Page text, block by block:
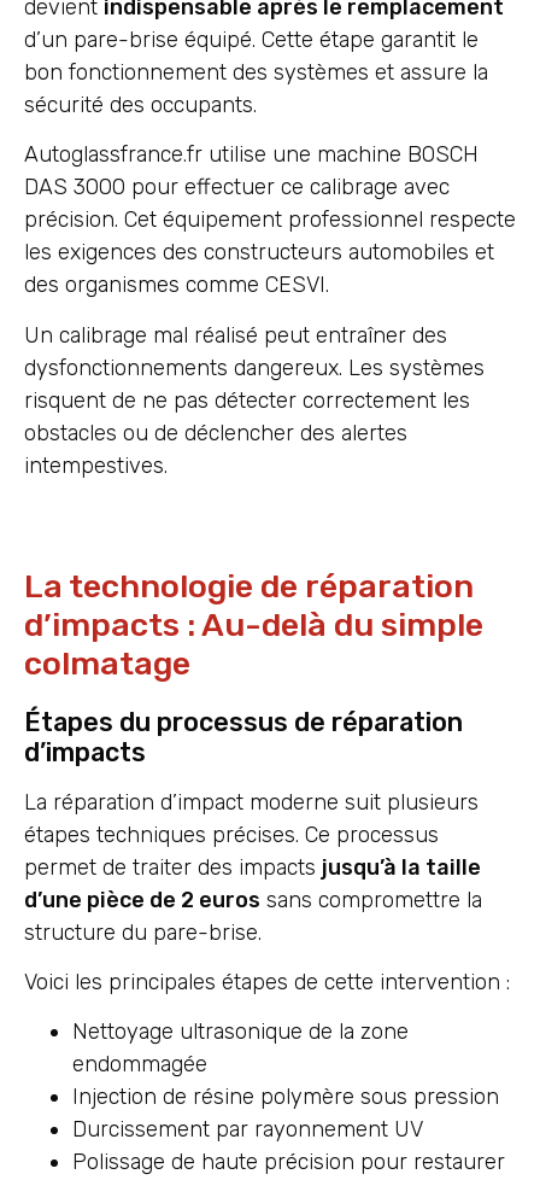
devient indispensable après le remplacement
d’un pare-brise équipé. Cette étape garantit le
bon fonctionnement des systèmes et assure la
sécurité des occupants.
Autoglassfrance.fr utilise une machine BOSCH
DAS 3000 pour effectuer ce calibrage avec
précision. Cet équipement professionnel respecte
les exigences des constructeurs automobiles et
des organismes comme CESVI.
Un calibrage mal réalisé peut entraîner des
dysfonctionnements dangereux. Les systèmes
risquent de ne pas détecter correctement les
obstacles ou de déclencher des alertes
intempestives.
La technologie de réparation
d’impacts : Au-delà du simple
colmatage
Étapes du processus de réparation
d’impacts
La réparation d’impact moderne suit plusieurs
étapes techniques précises. Ce processus
permet de traiter des impacts jusqu’à la taille
d’une pièce de 2 euros sans compromettre la
structure du pare-brise.
Voici les principales étapes de cette intervention :
Nettoyage ultrasonique de la zone
endommagée
Injection de résine polymère sous pression
Durcissement par rayonnement UV
Polissage de haute précision pour restaurer